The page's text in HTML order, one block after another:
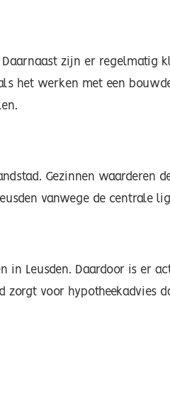
zijn er regelmatig
het werken met een
Gezinnen waarderen
vanwege de centrale
in Leusden. Daardoor is er
voor hypotheekadvies